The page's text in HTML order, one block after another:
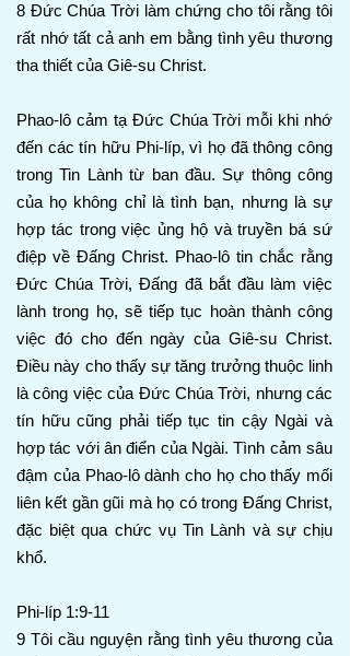
8 Đức Chúa Trời làm chứng cho tôi rằng tôi
rất nhớ tất cả anh em bằng tình yêu thương
tha thiết của Giê-su Christ.
Phao-lô cảm tạ Đức Chúa Trời mỗi khi nhớ
đến các tín hữu Phi-líp, vì họ đã thông công
trong Tin Lành từ ban đầu. Sự thông công
của họ không chỉ là tình bạn, nhưng là sự
hợp tác trong việc ủng hộ và truyền bá sứ
điệp về Đấng Christ. Phao-lô tin chắc rằng
Đức Chúa Trời, Đấng đã bắt đầu làm việc
lành trong họ, sẽ tiếp tục hoàn thành công
việc đó cho đến ngày của Giê-su Christ.
Điều này cho thấy sự tăng trưởng thuộc linh
là công việc của Đức Chúa Trời, nhưng các
tín hữu cũng phải tiếp tục tin cậy Ngài và
hợp tác với ân điển của Ngài. Tình cảm sâu
đậm của Phao-lô dành cho họ cho thấy mối
liên kết gần gũi mà họ có trong Đấng Christ,
đặc biệt qua chức vụ Tin Lành và sự chịu
khổ.
Phi-líp 1:9-11
9 Tôi cầu nguyện rằng tình yêu thương của